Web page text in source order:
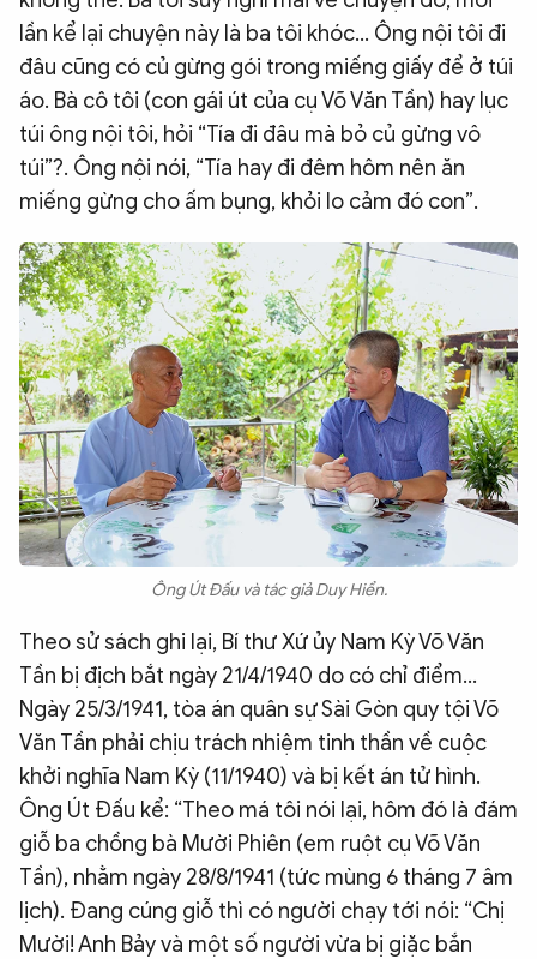
lần kể lại chuyện này là ba tôi khóc… Ông nội tôi đi
đâu cũng có củ gừng gói trong miếng giấy để ở túi
áo. Bà cô tôi (con gái út của cụ Võ Văn Tần) hay lục
túi ông nội tôi, hỏi “Tía đi đâu mà bỏ củ gừng vô
túi”?. Ông nội nói, “Tía hay đi đêm hôm nên ăn
miếng gừng cho ấm bụng, khỏi lo cảm đó con”.
Ông Út Đấu và tác giả Duy Hiển.
Theo sử sách ghi lại, Bí thư Xứ ủy Nam Kỳ Võ Văn
Tần bị địch bắt ngày 21/4/1940 do có chỉ điểm...
Ngày 25/3/1941, tòa án quân sự Sài Gòn quy tội Võ
Văn Tần phải chịu trách nhiệm tinh thần về cuộc
khởi nghĩa Nam Kỳ (11/1940) và bị kết án tử hình.
Ông Út Đấu kể: “Theo má tôi nói lại, hôm đó là đám
giỗ ba chồng bà Mười Phiên (em ruột cụ Võ Văn
Tần), nhằm ngày 28/8/1941 (tức mùng 6 tháng 7 âm
lịch). Đang cúng giỗ thì có người chạy tới nói: “Chị
Mười! Anh Bảy và một số người vừa bị giặc bắn